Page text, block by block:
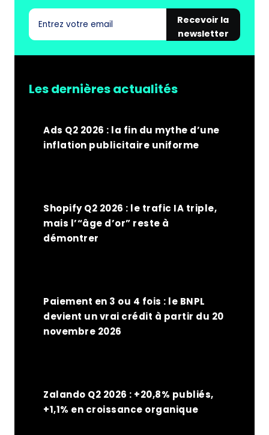
Recevoir la
newsletter
Les dernières actualités
Ads Q2 2026 : la fin du mythe d’une
inflation publicitaire uniforme
Shopify Q2 2026 : le trafic IA triple,
mais l’“âge d’or” reste à
démontrer
Paiement en 3 ou 4 fois : le BNPL
devient un vrai crédit à partir du 20
novembre 2026
Zalando Q2 2026 : +20,8% publiés,
+1,1% en croissance organique